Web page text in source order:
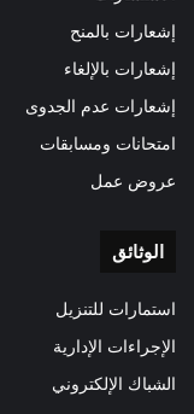
إشعارات بالمنح
إشعارات بالإلغاء
إشعارات عدم الجدوى
امتحانات ومسابقات
عروض عمل
الوثائق
استمارات للتنزيل
الإجراءات الإدارية
الشباك الإلكتروني